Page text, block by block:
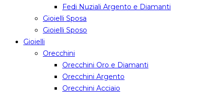
Fedi Nuziali Argento e Diamanti
Gioielli Sposa
Gioielli Sposo
Gioielli
Orecchini
Orecchini Oro e Diamanti
Orecchini Argento
Orecchini Acciaio